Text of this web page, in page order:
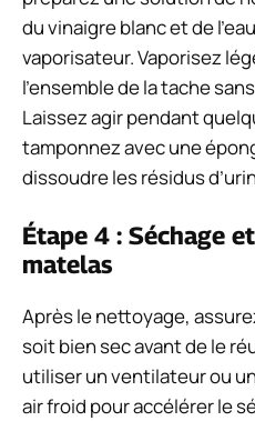
du vinaigre blanc et de
vaporisateur. Vaporisez
l’ensemble de la tache
Laissez agir pendant
tamponnez avec une
dissoudre les résidus
Étape 4 : Séchage
matelas
Après le nettoyage,
soit bien sec avant de le
utiliser un ventilateur ou
air froid pour accélérer le